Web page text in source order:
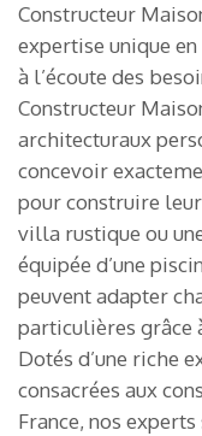
Constructeur
expertise unique
à l’écoute des
Constructeur
architecturaux
concevoir
pour construire
villa rustique ou
équipée d’une
peuvent adapter
particulières grâce
Dotés d’une riche
consacrées aux
France, nos